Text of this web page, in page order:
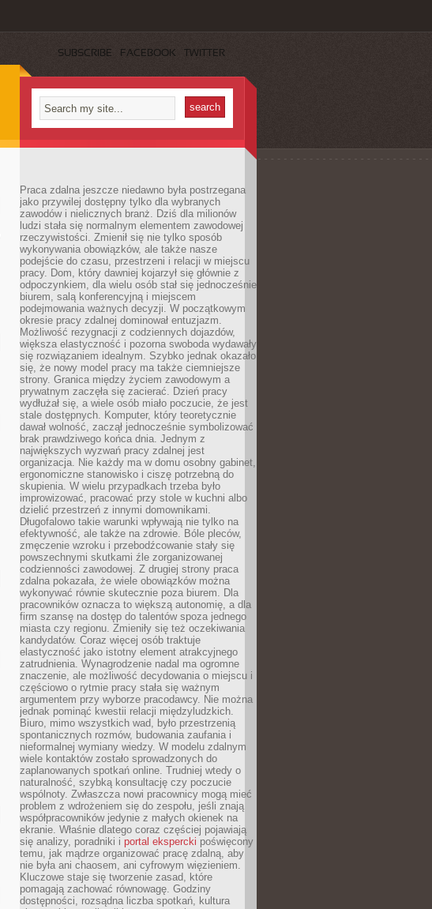
SUBSCRIBE FACEBOOK TWITTER
Praca zdalna jeszcze niedawno była postrzegana
jako przywilej dostępny tylko dla wybranych
zawodów i nielicznych branż. Dziś dla milionów
ludzi stała się normalnym elementem zawodowej
rzeczywistości. Zmienił się nie tylko sposób
wykonywania obowiązków, ale także nasze
podejście do czasu, przestrzeni i relacji w miejscu
pracy. Dom, który dawniej kojarzył się głównie z
odpoczynkiem, dla wielu osób stał się jednocześnie
biurem, salą konferencyjną i miejscem
podejmowania ważnych decyzji. W początkowym
okresie pracy zdalnej dominował entuzjazm.
Możliwość rezygnacji z codziennych dojazdów,
większa elastyczność i pozorna swoboda wydawały
się rozwiązaniem idealnym. Szybko jednak okazało
się, że nowy model pracy ma także ciemniejsze
strony. Granica między życiem zawodowym a
prywatnym zaczęła się zacierać. Dzień pracy
wydłużał się, a wiele osób miało poczucie, że jest
stale dostępnych. Komputer, który teoretycznie
dawał wolność, zaczął jednocześnie symbolizować
brak prawdziwego końca dnia. Jednym z
największych wyzwań pracy zdalnej jest
organizacja. Nie każdy ma w domu osobny gabinet,
ergonomiczne stanowisko i ciszę potrzebną do
skupienia. W wielu przypadkach trzeba było
improwizować, pracować przy stole w kuchni albo
dzielić przestrzeń z innymi domownikami.
Długofalowo takie warunki wpływają nie tylko na
efektywność, ale także na zdrowie. Bóle pleców,
zmęczenie wzroku i przebodźcowanie stały się
powszechnymi skutkami źle zorganizowanej
codzienności zawodowej. Z drugiej strony praca
zdalna pokazała, że wiele obowiązków można
wykonywać równie skutecznie poza biurem. Dla
pracowników oznacza to większą autonomię, a dla
firm szansę na dostęp do talentów spoza jednego
miasta czy regionu. Zmieniły się też oczekiwania
kandydatów. Coraz więcej osób traktuje
elastyczność jako istotny element atrakcyjnego
zatrudnienia. Wynagrodzenie nadal ma ogromne
znaczenie, ale możliwość decydowania o miejscu i
częściowo o rytmie pracy stała się ważnym
argumentem przy wyborze pracodawcy. Nie można
jednak pominąć kwestii relacji międzyludzkich.
Biuro, mimo wszystkich wad, było przestrzenią
spontanicznych rozmów, budowania zaufania i
nieformalnej wymiany wiedzy. W modelu zdalnym
wiele kontaktów zostało sprowadzonych do
zaplanowanych spotkań online. Trudniej wtedy o
naturalność, szybką konsultację czy poczucie
wspólnoty. Zwłaszcza nowi pracownicy mogą mieć
problem z wdrożeniem się do zespołu, jeśli znają
współpracowników jedynie z małych okienek na
ekranie. Właśnie dlatego coraz częściej pojawiają
się analizy, poradniki i portal ekspercki poświęcony
temu, jak mądrze organizować pracę zdalną, aby
nie była ani chaosem, ani cyfrowym więzieniem.
Kluczowe staje się tworzenie zasad, które
pomagają zachować równowagę. Godziny
dostępności, rozsądna liczba spotkań, kultura